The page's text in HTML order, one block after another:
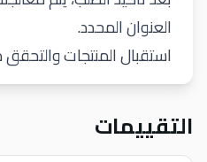
العنوان المحدد.
استقبال المنتجات
التقييمات